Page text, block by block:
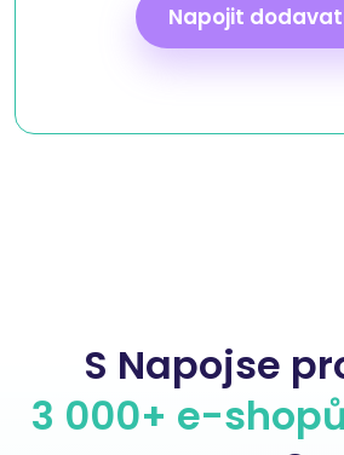
Napojit
S Napojse
3 000+ e-